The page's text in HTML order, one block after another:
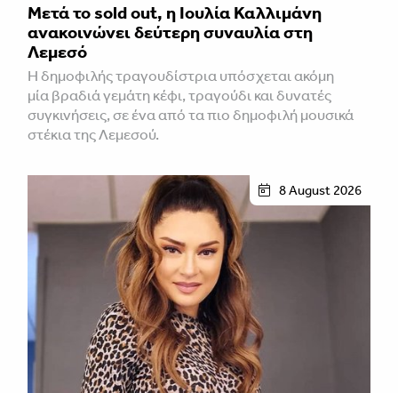
Μετά το sold out, η Ιουλία Καλλιμάνη
ανακοινώνει δεύτερη συναυλία στη
Λεμεσό
H δημοφιλής τραγουδίστρια υπόσχεται ακόμη
μία βραδιά γεμάτη κέφι, τραγούδι και δυνατές
συγκινήσεις, σε ένα από τα πιο δημοφιλή μουσικά
στέκια της Λεμεσού.
8 August 2026